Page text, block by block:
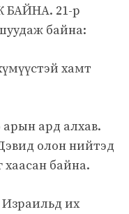
21-р
байна:
хамт
ард алхав.
олон нийтэд
байна.
Израильд их